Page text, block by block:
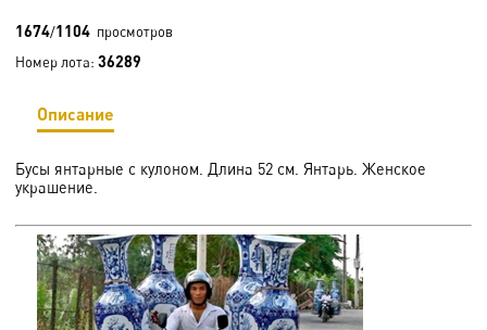
1674/1104 просмотров
Номер лота: 36289
Описание
Бусы янтарные с кулоном. Длина 52 см. Янтарь. Женское
украшение.